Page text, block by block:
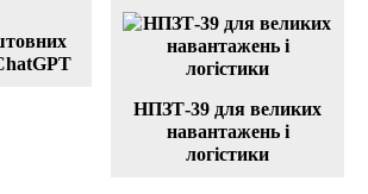
НПЗТ-39 для великих
навантажень і
логістики